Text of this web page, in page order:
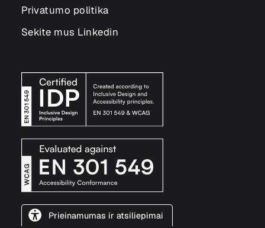
Privatumo politika
Sekite mus Linkedin
Prieinamumas ir atsiliepimai